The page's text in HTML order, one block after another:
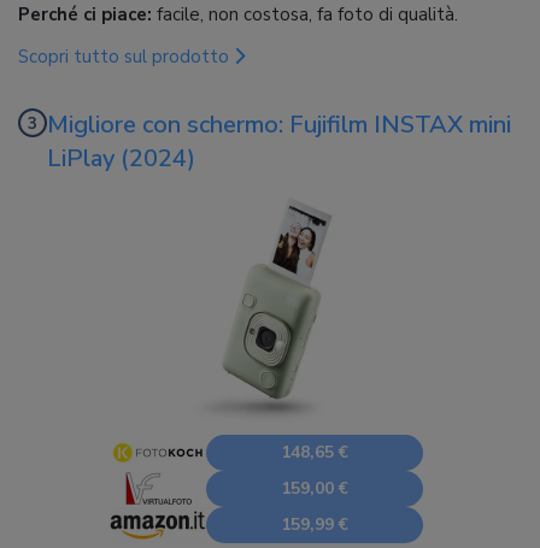
Perché ci piace: facile, non costosa, fa foto di qualità.
Scopri tutto sul prodotto
Migliore con schermo: Fujifilm INSTAX mini
LiPlay (2024)
148,65 €
159,00 €
159,99 €